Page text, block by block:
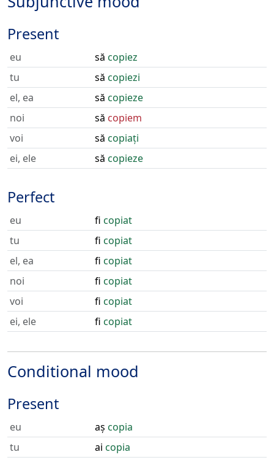
Present
eu să copiez
tu
să copiezi
el, ea
să copieze
noi
să copiem
voi
să copiați
ei, ele
să copieze
Perfect
eu fi copiat
tu
fi copiat
el, ea
fi copiat
noi
fi copiat
voi
fi copiat
ei, ele
fi copiat
Conditional mood
Present
eu aș copia
tu
ai copia